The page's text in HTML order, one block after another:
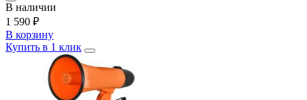
В наличии
1 590 ₽
В корзину
Купить в 1 клик